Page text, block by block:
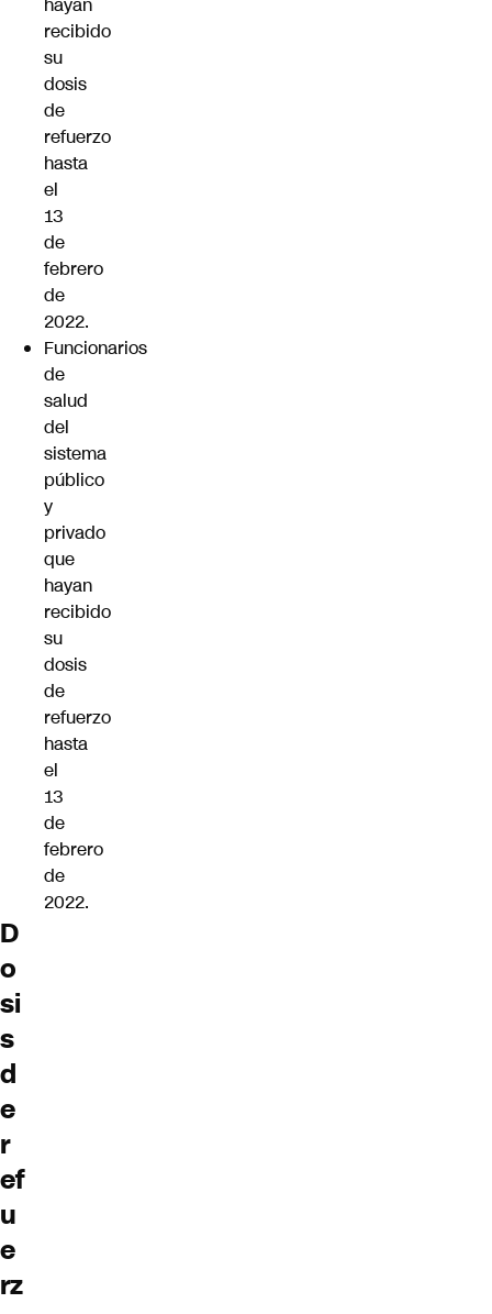
recibido
su
dosis
de
refuerzo
hasta
el
13
de
febrero
de
2022.
Funcionarios
de
salud
del
sistema
público
y
privado
que
hayan
recibido
su
dosis
de
refuerzo
hasta
el
13
de
febrero
de
2022.
D
o
si
s
d
e
r
ef
u
e
rz